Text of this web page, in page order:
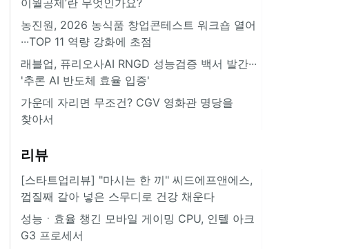
농진원, 2026 농식품 창업콘테스트 워크숍 열어
···TOP 11 역량 강화에 초점
래블업, 퓨리오사AI RNGD 성능검증 백서 발간···
'추론 AI 반도체 효율 입증'
가운데 자리면 무조건? CGV 영화관 명당을
찾아서
리뷰
[스타트업리뷰] "마시는 한 끼" 씨드에프앤에스,
껍질째 갈아 넣은 스무디로 건강 채운다
성능ㆍ효율 챙긴 모바일 게이밍 CPU, 인텔 아크
G3 프로세서